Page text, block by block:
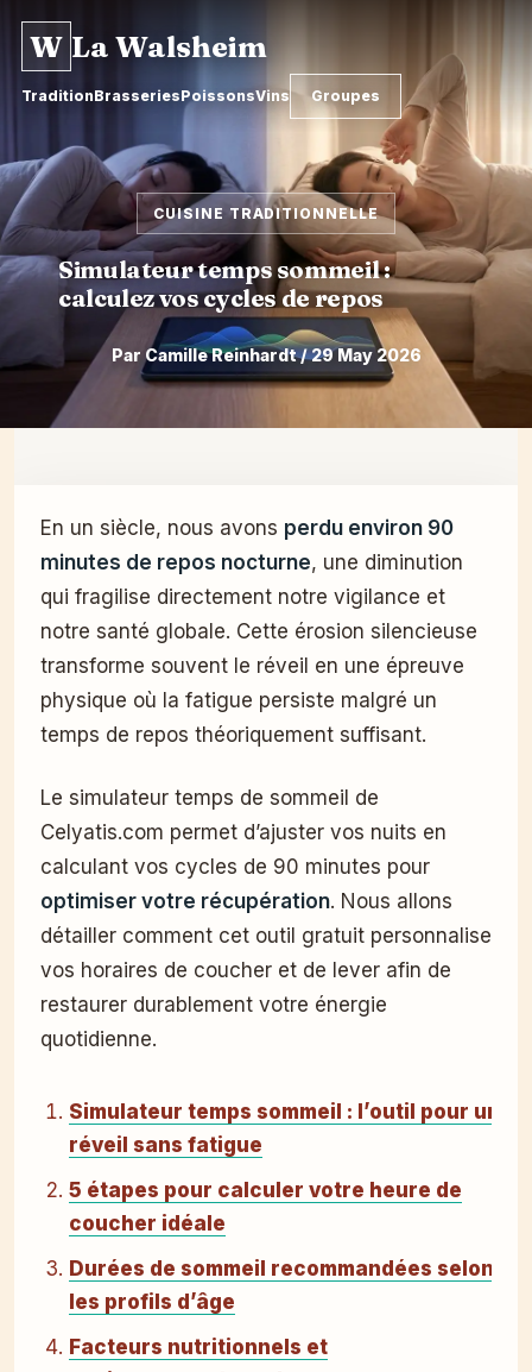
W La Walsheim
TraditionBrasseriesPoissonsVins Groupes
CUISINE TRADITIONNELLE
Simulateur temps sommeil :
calculez vos cycles de repos
Par Camille Reinhardt / 29 May 2026
En un siècle, nous avons perdu environ 90
minutes de repos nocturne, une diminution
qui fragilise directement notre vigilance et
notre santé globale. Cette érosion silencieuse
transforme souvent le réveil en une épreuve
physique où la fatigue persiste malgré un
temps de repos théoriquement suffisant.
Le simulateur temps de sommeil de
Celyatis.com permet d’ajuster vos nuits en
calculant vos cycles de 90 minutes pour
optimiser votre récupération. Nous allons
détailler comment cet outil gratuit personnalise
vos horaires de coucher et de lever afin de
restaurer durablement votre énergie
quotidienne.
Simulateur temps sommeil : l’outil pour un
réveil sans fatigue
5 étapes pour calculer votre heure de
coucher idéale
Durées de sommeil recommandées selon
les profils d’âge
Facteurs nutritionnels et